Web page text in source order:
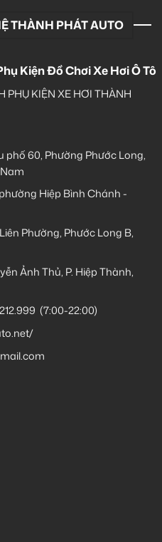
THÀNH PHÁT AUTO
Kiện Đồ Chơi Xe Hơi Ô Tô
PHỤ KIỆN XE HƠI THÀNH
phố 60, Phường Phước Long,
Hiệp Bình Chánh -
Phường, Phước Long B,
Ảnh Thủ, P. Hiệp Thành,
(7:00-22:00)